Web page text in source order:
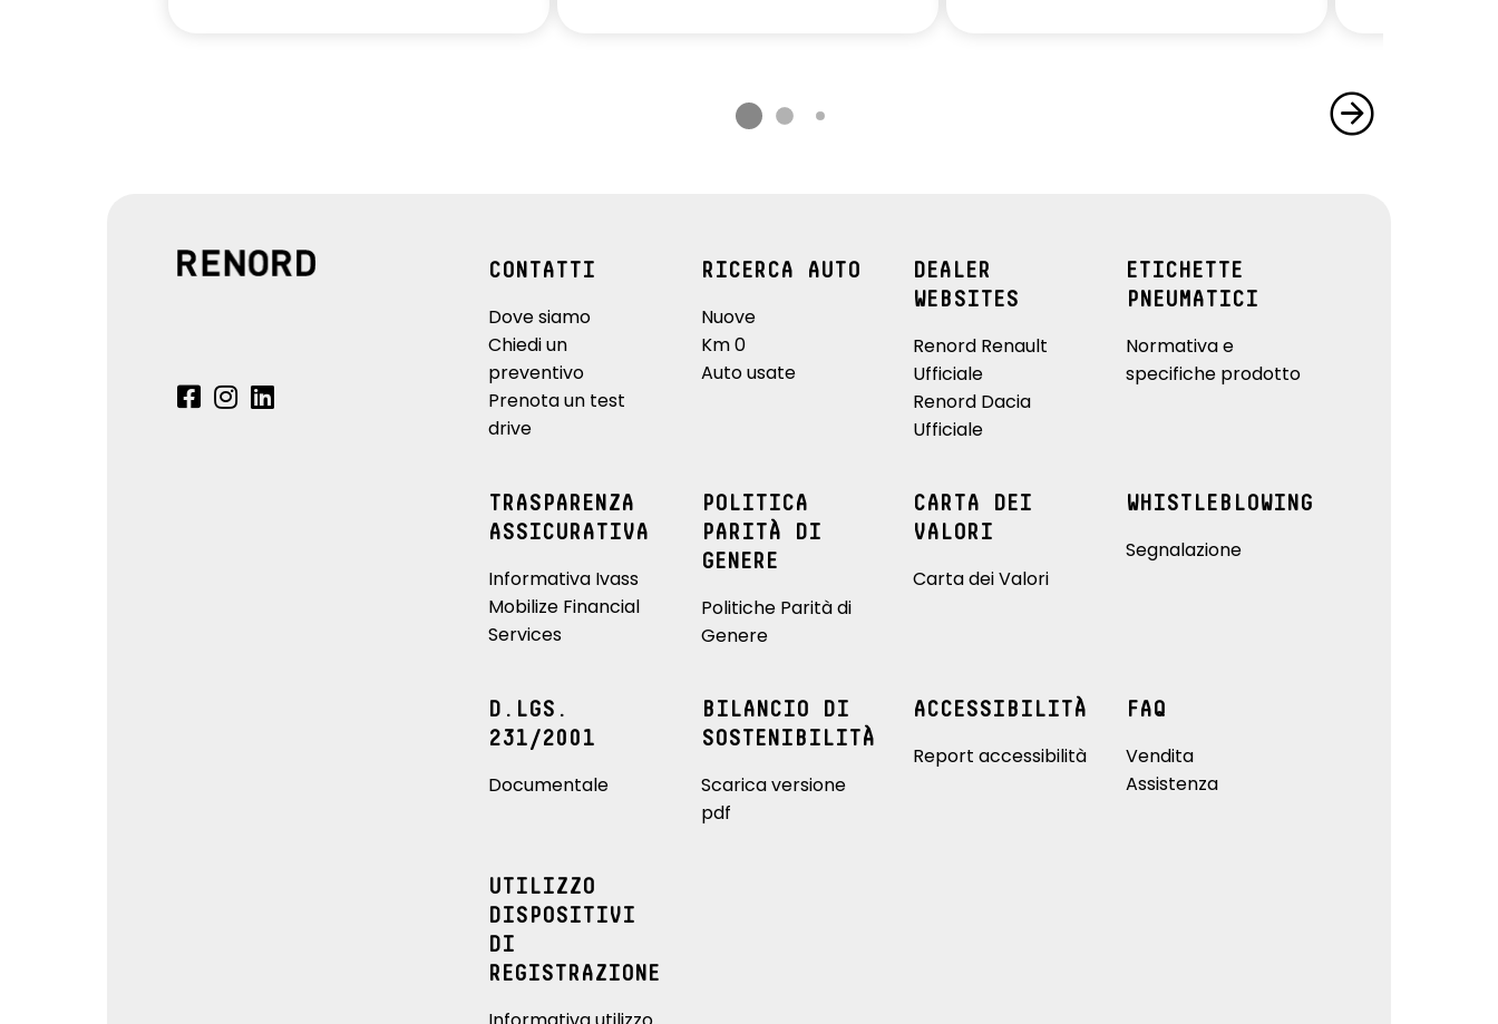
CONTATTI
Dove siamo
Chiedi un
preventivo
Prenota un test
drive
RICERCA AUTO
Nuove
Km 0
Auto usate
DEALER
WEBSITES
Renord Renault
Ufficiale
Renord Dacia
Ufficiale
ETICHETTE
PNEUMATICI
Normativa e
specifiche prodotto
TRASPARENZA
ASSICURATIVA
Informativa Ivass
Mobilize Financial
Services
POLITICA
PARITÀ DI
GENERE
Politiche Parità di
Genere
CARTA DEI
VALORI
Carta dei Valori
WHISTLEBLOWING
Segnalazione
D.LGS.
231/2001
Documentale
BILANCIO DI
SOSTENIBILITÀ
Scarica versione
pdf
ACCESSIBILITÀ
Report accessibilità
FAQ
Vendita
Assistenza
UTILIZZO
DISPOSITIVI
DI
REGISTRAZIONE